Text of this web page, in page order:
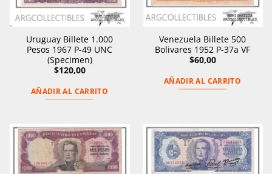
Uruguay Billete 1.000
Pesos 1967 P-49 UNC
(Specimen)
$120,00
AÑADIR AL CARRITO
Venezuela Billete 500
Bolivares 1952 P-37a VF
$60,00
AÑADIR AL CARRITO